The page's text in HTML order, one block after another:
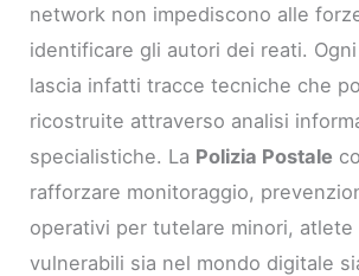
network non impediscono alle
identificare gli autori dei reati.
lascia infatti tracce tecniche che
ricostruite attraverso analisi
specialistiche. La Polizia Postale
rafforzare monitoraggio,
operativi per tutelare minori, atlete
vulnerabili sia nel mondo digitale